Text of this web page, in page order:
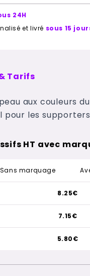
24H
et livré sous 15
Tarifs
aux couleurs
pour les
HT avec
Sans marquage
8.25€
7.15€
5.80€